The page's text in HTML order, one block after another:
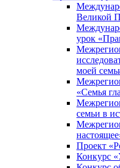
Великой
урок
моей
«Семья
семьи в
Проект
Конкурс